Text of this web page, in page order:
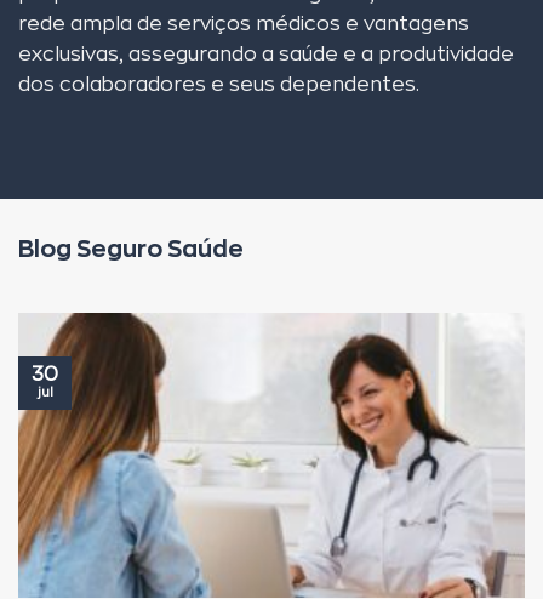
rede ampla de serviços médicos e vantagens
exclusivas, assegurando a saúde e a produtividade
dos colaboradores e seus dependentes.
Blog Seguro Saúde
30
jul